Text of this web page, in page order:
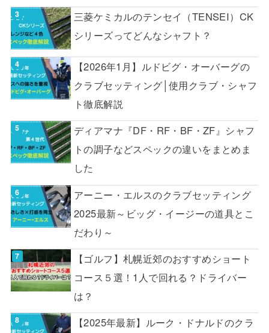
三菱ケミカルのテンセイ（TENSEI）CK
シリーズってどんなシャフト？
【2026年1月】ルドビグ・オーバーグの
クラブセッティング│使用クラブ・シャフ
ト徹底解説
ディアマナ『DF・RF・BF・ZF』シャフ
トの調子などスペックの違いをまとめま
した
アーニー・エルスのクラブセッティング
2025最新～ビッグ・イージーの道具とこ
だわり～
【ゴルフ】札幌近郊のおすすめショート
コース５選！1人で回れる？ドライバー
は？
【2025年最新】ルーク・ドナルドのクラ